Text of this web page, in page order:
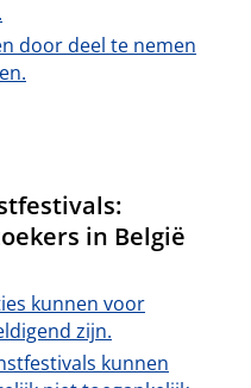
door deel te nemen
in België
kunnen voor
zijn.
kunnen